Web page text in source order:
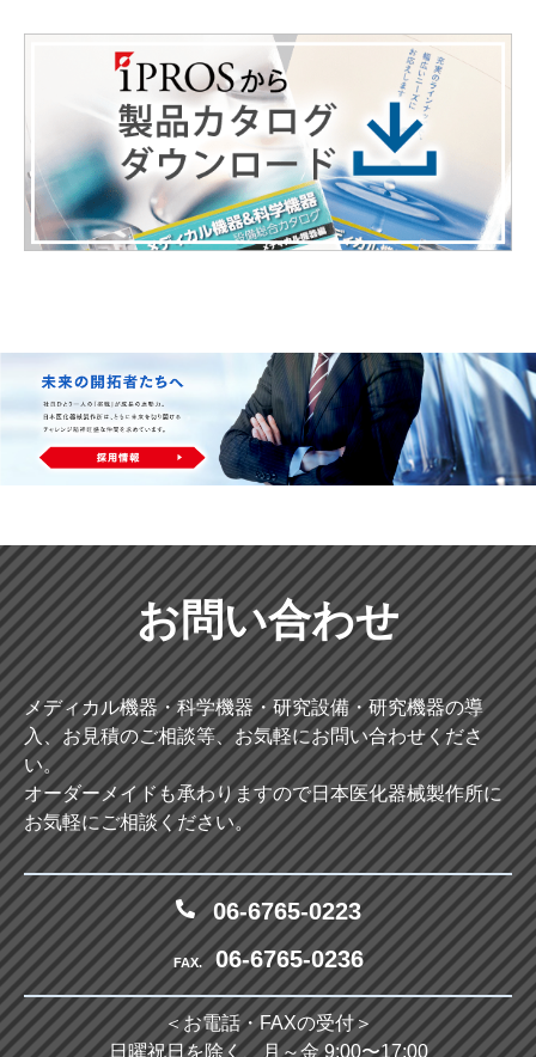
お問い合わせ
メディカル機器・科学機器・研究設備・研究機器の導
入、お見積のご相談等、お気軽にお問い合わせくださ
い。
オーダーメイドも承わりますので日本医化器械製作所に
お気軽にご相談ください。
06-6765-0223
FAX. 06-6765-0236
＜お電話・FAXの受付＞
日曜祝日を除く、月～金 9:00〜17:00